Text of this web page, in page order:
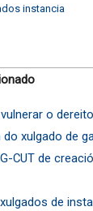
instancia
o
xulgado de
CUT de
de